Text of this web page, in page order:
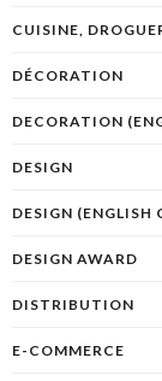
CUISINE,
DÉCORATION
DECORATION
DESIGN
DESIGN (ENGLISH
DESIGN AWARD
DISTRIBUTION
E-COMMERCE